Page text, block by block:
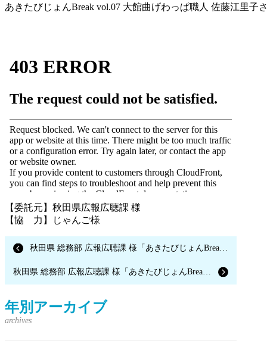
あきたびじょんBreak vol.07 大館曲げわっぱ職人 佐藤江里子
【委託元】秋田県広報広聴課 様
【協 力】じゃんご様
秋田県 総務部 広報広聴課 様「あきたびじょんBreak SNSワークショップ」
秋田県 総務部 広報広聴課 様「あきたびじょんBreak vol.06 秋田酒類製造株式会社 冨岡浩子さん」
年別アーカイブ